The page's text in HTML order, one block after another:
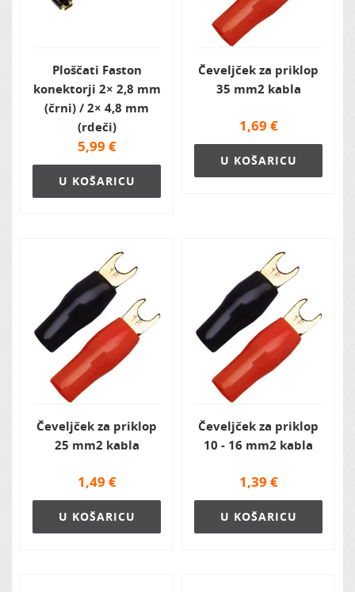
Ploščati Faston
konektorji 2× 2,8 mm
(črni) / 2× 4,8 mm
(rdeči)
5,99 €
U KOŠARICU
Čeveljček za priklop
35 mm2 kabla
1,69 €
U KOŠARICU
Čeveljček za priklop
25 mm2 kabla
1,49 €
U KOŠARICU
Čeveljček za priklop
10 - 16 mm2 kabla
1,39 €
U KOŠARICU